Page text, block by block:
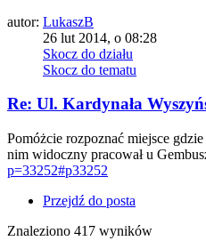
autor: LukaszB
26 lut 2014, o 08:28
Skocz do działu
Skocz do tematu
Re: Ul. Kardynała
Pomóżcie rozpoznać miejsce
nim widoczny pracował u
p=33252#p33252
Przejdź do posta
Znaleziono 417 wyników